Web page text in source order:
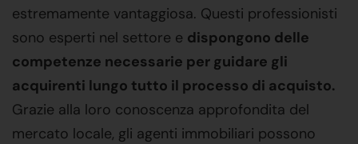
estremamente vantaggiosa. Questi professionisti
sono esperti nel settore e dispongono delle
competenze necessarie per guidare gli
acquirenti lungo tutto il processo di acquisto.
Grazie alla loro conoscenza approfondita del
mercato locale, gli agenti immobiliari possono